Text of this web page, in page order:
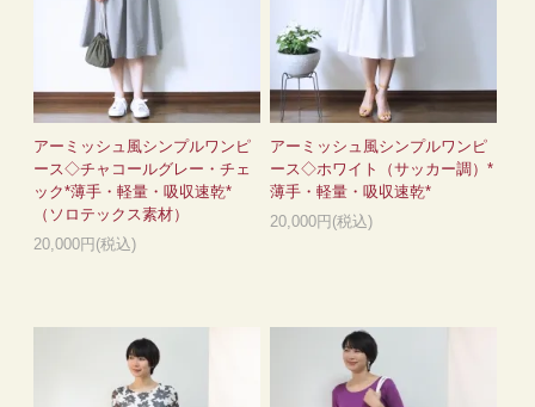
アーミッシュ風シンプルワンピ
ース◇チャコールグレー・チェ
ック*薄手・軽量・吸収速乾*
（ソロテックス素材）
20,000円(税込)
アーミッシュ風シンプルワンピ
ース◇ホワイト（サッカー調）*
薄手・軽量・吸収速乾*
20,000円(税込)